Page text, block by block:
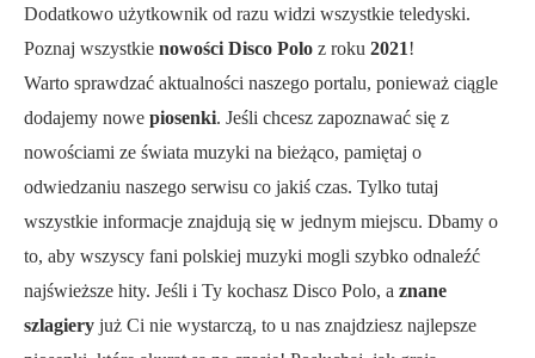
Dodatkowo użytkownik od razu widzi wszystkie teledyski.
Poznaj wszystkie nowości Disco Polo z roku 2021!
Warto sprawdzać aktualności naszego portalu, ponieważ ciągle
dodajemy nowe piosenki. Jeśli chcesz zapoznawać się z
nowościami ze świata muzyki na bieżąco, pamiętaj o
odwiedzaniu naszego serwisu co jakiś czas. Tylko tutaj
wszystkie informacje znajdują się w jednym miejscu. Dbamy o
to, aby wszyscy fani polskiej muzyki mogli szybko odnaleźć
najświeższe hity. Jeśli i Ty kochasz Disco Polo, a znane
szlagiery już Ci nie wystarczą, to u nas znajdziesz najlepsze